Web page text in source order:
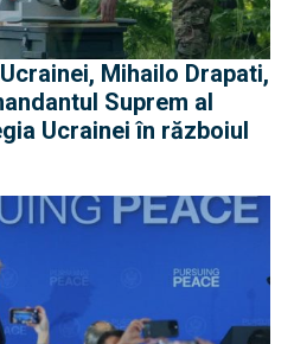
Mihailo Drapati,
Suprem al
Ucrainei în războiul